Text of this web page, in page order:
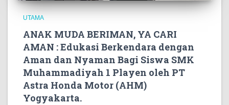
UTAMA
ANAK MUDA BERIMAN, YA CARI
AMAN : Edukasi Berkendara dengan
Aman dan Nyaman Bagi Siswa SMK
Muhammadiyah 1 Playen oleh PT
Astra Honda Motor (AHM)
Yogyakarta.